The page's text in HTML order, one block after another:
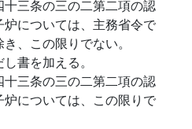
十三条の三の二第二項の認
については、主務省令で
、この限りでない。
書を加える。
十三条の三の二第二項の認
については、この限りで